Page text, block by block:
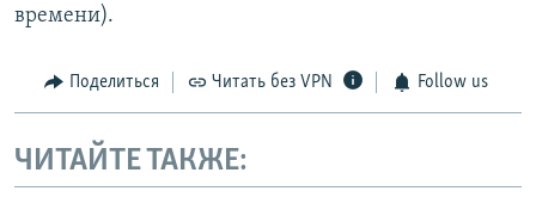
времени).
Поделиться Читать без VPN Follow us
ЧИТАЙТЕ ТАКЖЕ: